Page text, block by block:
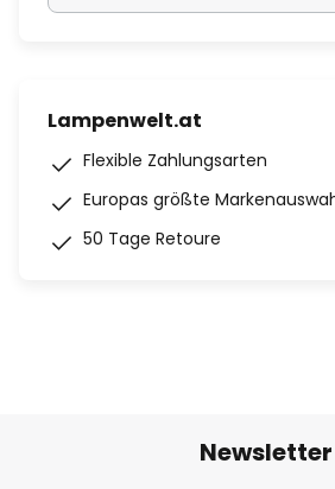
Lampenwelt.at
Flexible Zahlungsarten
Europas größte
50 Tage Retoure
Newsletter